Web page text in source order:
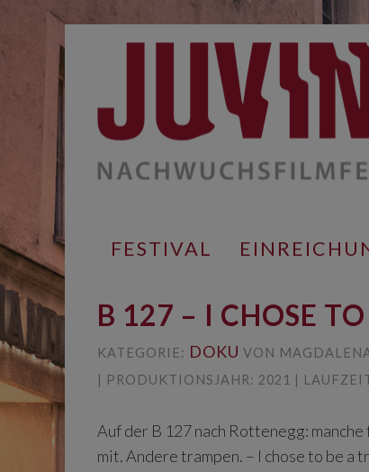
Inhalt
FESTIVAL
B 127 – I CHOSE
KATEGORIE: DOKU VON
| PRODUKTIONSJAHR: 2021 |
Auf der B 127 nach Rottenegg:
mit. Andere trampen. – I chose to be a